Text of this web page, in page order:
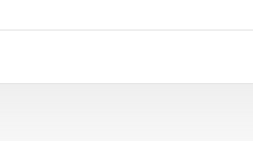
búsqueda